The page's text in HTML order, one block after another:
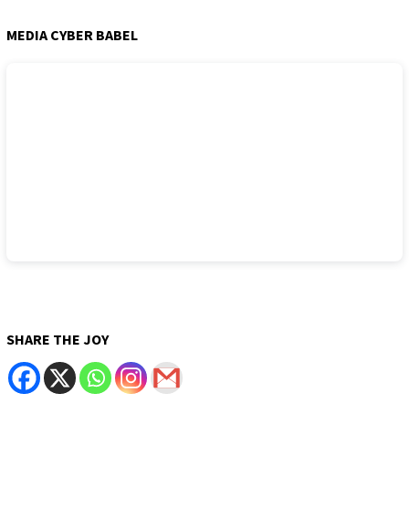
MEDIA CYBER BABEL
SHARE THE JOY